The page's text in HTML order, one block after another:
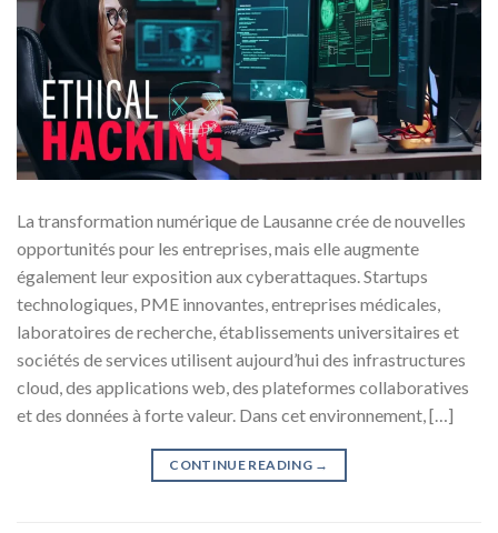
La transformation numérique de Lausanne crée de nouvelles
opportunités pour les entreprises, mais elle augmente
également leur exposition aux cyberattaques. Startups
technologiques, PME innovantes, entreprises médicales,
laboratoires de recherche, établissements universitaires et
sociétés de services utilisent aujourd’hui des infrastructures
cloud, des applications web, des plateformes collaboratives
et des données à forte valeur. Dans cet environnement, […]
CONTINUE READING →